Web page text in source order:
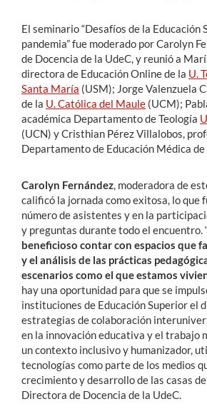
El seminario “Desafíos de la Educación
pandemia” fue moderado por Carolyn
de Docencia de la UdeC, y reunió a
directora de Educación Online de la U.
Santa María (USM); Jorge Valenzuela
de la U. Católica del Maule (UCM);
académica Departamento de Teología
(UCN) y Cristhian Pérez Villalobos,
Departamento de Educación Médica de
Carolyn Fernández, moderadora de
calificó la jornada como exitosa, lo que
número de asistentes y en la
y preguntas durante todo el encuentro.
beneficioso contar con espacios que
y el análisis de las prácticas
escenarios como el que estamos
hay una oportunidad para que se
instituciones de Educación Superior el
estrategias de colaboración
en la innovación educativa y el trabajo
un contexto inclusivo y humanizador,
tecnologías como parte de los medios
crecimiento y desarrollo de las casas de
Directora de Docencia de la UdeC.